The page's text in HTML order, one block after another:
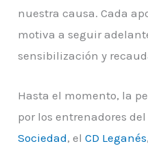
nuestra causa. Cada
motiva a seguir
sensibilización y
Hasta el momento, la
por los entrenadores
Sociedad, elCD Leganés